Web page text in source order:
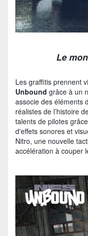
Le
Les graffitis prennent
Unbound grâce à un
associe des éléments
réalistes de l’histoire
talents de pilotes
d'effets sonores et
Nitro, une nouvelle
accélération à couper